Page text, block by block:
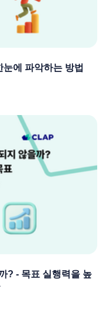
에 파악하는 방법
? - 목표 실행력을 높